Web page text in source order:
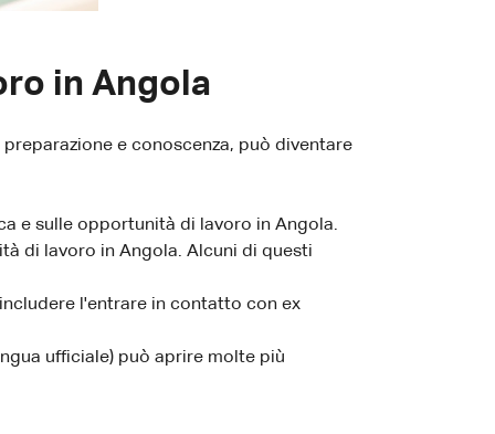
in Angola
e conoscenza, può diventare
e sulle opportunità di lavoro in Angola.
di lavoro in Angola. Alcuni di questi
l'entrare in contatto con ex
ufficiale) può aprire molte più